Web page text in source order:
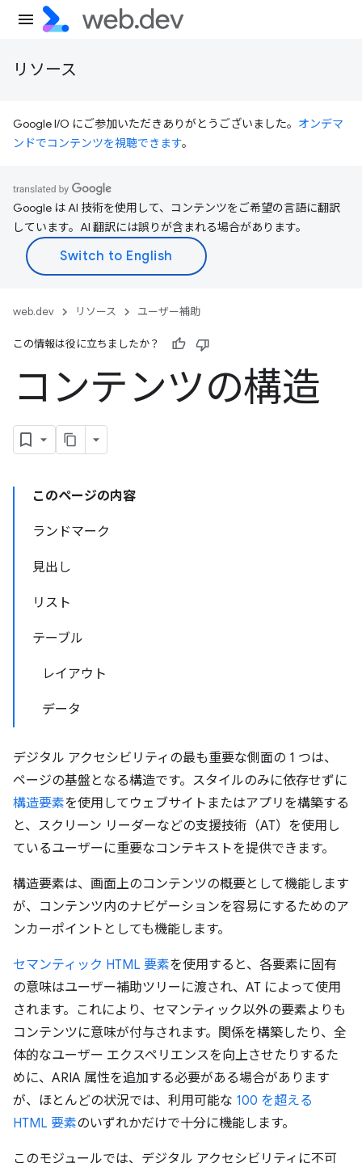
リソース
Google I/O にご参加いただきありがとうございました。 オンデマ
ンドでコンテンツを視聴できます。
Google は AI 技術を使用して、コンテンツをご希望の言語に翻訳
しています。AI 翻訳には誤りが含まれる場合があります。
web.dev リソース ユーザー補助
この情報は役に立ちましたか？
コンテンツの構造
このページの内容
ランドマーク
見出し
リスト
テーブル
レイアウト
データ
デジタル アクセシビリティの最も重要な側面の 1 つは、
ページの基盤となる構造です。スタイルのみに依存せずに
構造要素を使用してウェブサイトまたはアプリを構築する
と、スクリーン リーダーなどの支援技術（AT）を使用し
ているユーザーに重要なコンテキストを提供できます。
構造要素は、画面上のコンテンツの概要として機能します
が、コンテンツ内のナビゲーションを容易にするためのア
ンカーポイントとしても機能します。
セマンティック HTML 要素を使用すると、各要素に固有
の意味はユーザー補助ツリーに渡され、AT によって使用
されます。これにより、セマンティック以外の要素よりも
コンテンツに意味が付与されます。関係を構築したり、全
体的なユーザー エクスペリエンスを向上させたりするた
めに、ARIA 属性を追加する必要がある場合があります
が、ほとんどの状況では、利用可能な 100 を超える
HTML 要素のいずれかだけで十分に機能します。
このモジュールでは、デジタル アクセシビリティに不可